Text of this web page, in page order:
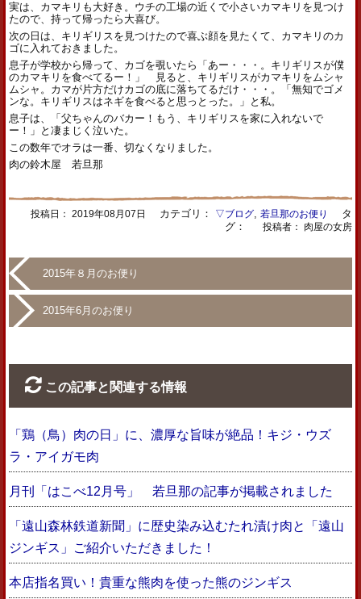
実は、カマキリも大好き。ウチの工場の近くで小さいカマキリを見つけ
たので、持って帰ったら大喜び。
次の日は、キリギリスを見つけたので喜ぶ顔を見たくて、カマキリのカ
ゴに入れておきました。
息子が学校から帰って、カゴを覗いたら「あー・・・。キリギリスが僕
のカマキリを食べてるー！」 見ると、キリギリスがカマキリをムシャ
ムシャ。カマが片方だけカゴの底に落ちてるだけ・・・。「無知でゴメ
ンな。キリギリスはネギを食べると思っとった。」と私。
息子は、「父ちゃんのバカー！もう、キリギリスを家に入れないで
ー！」と凄まじく泣いた。
この数年でオラは一番、切なくなりました。
肉の鈴木屋 若旦那
投稿日： 2019年08月07日 カテゴリ： ▽ブログ, 若旦那のお便り
タ
グ： 投稿者： 肉屋の女房
2015年８月のお便り
2015年6月のお便り
この記事と関連する情報
「鶏（鳥）肉の日」に、濃厚な旨味が絶品！キジ・ウズ
ラ・アイガモ肉
月刊「はこべ12月号」 若旦那の記事が掲載されました
「遠山森林鉄道新聞」に歴史染み込むたれ漬け肉と「遠山
ジンギス」ご紹介いただきました！
本店指名買い！貴重な熊肉を使った熊のジンギス